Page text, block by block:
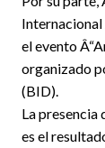
el evento
organizado
(BID).
La presencia
es el